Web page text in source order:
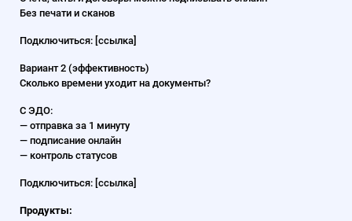
Без печати и сканов
Подключиться: [ссылка]
Вариант 2 (эффективность)
Сколько времени уходит на документы?
С ЭДО:
— отправка за 1 минуту
— подписание онлайн
— контроль статусов
Подключиться: [ссылка]
Продукты: